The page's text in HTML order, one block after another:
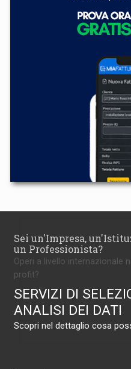
Sei un'Impresa,
un Professionista?
Operi a livello internazionale
profit?
SERVIZI DI
ANALISI DEI DATI
Scopri nel dettaglio cosa